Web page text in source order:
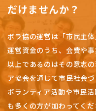
だけませんか？
ボラ協の運営は「市民主体
運営資金のうち、会費や
以上であるのはその意志の
ア協会を通じて市民社会
ボランティア活動や市民
も多くの方が加わってく